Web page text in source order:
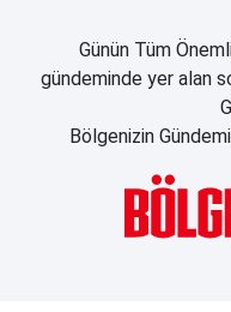
Günün Tüm
gündeminde yer alan
Bölgenizin